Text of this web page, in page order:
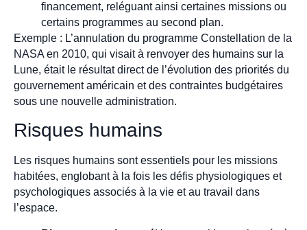
financement, reléguant ainsi certaines missions ou
certains programmes au second plan.
Exemple : L’annulation du programme Constellation de la
NASA en 2010, qui visait à renvoyer des humains sur la
Lune, était le résultat direct de l’évolution des priorités du
gouvernement américain et des contraintes budgétaires
sous une nouvelle administration.
Risques humains
Les risques humains sont essentiels pour les missions
habitées, englobant à la fois les défis physiologiques et
psychologiques associés à la vie et au travail dans
l’espace.